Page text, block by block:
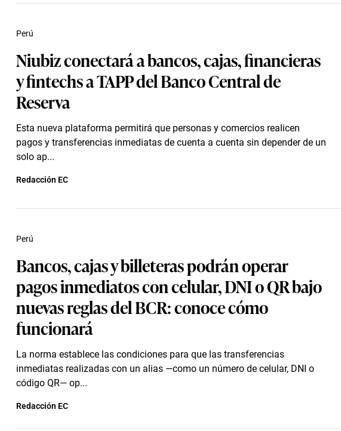
Niubiz conectará a bancos, cajas, financieras
y fintechs a TAPP del Banco Central de
Reserva
Esta nueva plataforma permitirá que personas y comercios realicen
pagos y transferencias inmediatas de cuenta a cuenta sin depender de un
solo ap...
Perú
Redacción EC
Bancos, cajas y billeteras podrán operar
pagos inmediatos con celular, DNI o QR bajo
nuevas reglas del BCR: conoce cómo
funcionará
La norma establece las condiciones para que las transferencias
inmediatas realizadas con un alias —como un número de celular, DNI o
código QR— op...
Perú
Redacción EC